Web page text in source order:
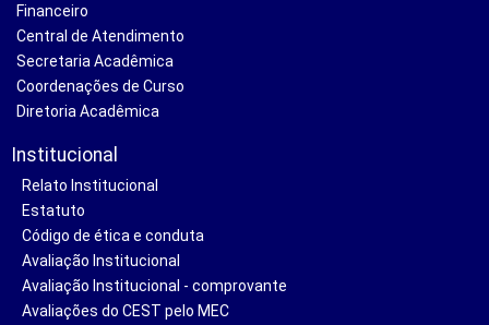
Financeiro
Central de Atendimento
Secretaria Acadêmica
Coordenações de Curso
Diretoria Acadêmica
Institucional
Relato Institucional
Estatuto
Código de ética e conduta
Avaliação Institucional
Avaliação Institucional - comprovante
Avaliações do CEST pelo MEC